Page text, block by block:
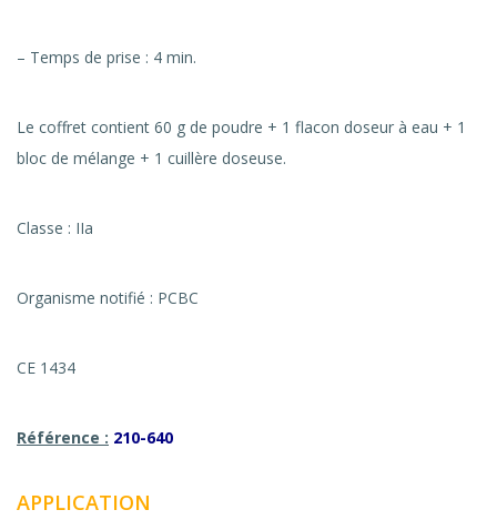
– Temps de prise : 4 min.
Le coffret contient 60 g de poudre + 1 flacon doseur à eau + 1
bloc de mélange + 1 cuillère doseuse.
Classe : IIa
Organisme notifié : PCBC
CE 1434
Référence : 210-640
APPLICATION